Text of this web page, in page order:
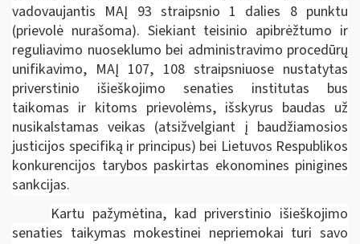
vadovaujantis MAĮ 93 straipsnio 1 dalies 8 punktu
(prievolė nurašoma). Siekiant teisinio apibrėžtumo ir
reguliavimo nuoseklumo bei administravimo procedūrų
unifikavimo, MAĮ 107, 108 straipsniuose nustatytas
priverstinio išieškojimo senaties institutas bus
taikomas ir kitoms prievolėms, išskyrus baudas už
nusikalstamas veikas (atsižvelgiant į baudžiamosios
justicijos specifiką ir principus) bei Lietuvos Respublikos
konkurencijos tarybos paskirtas ekonomines pinigines
sankcijas.
Kartu pažymėtina, kad priverstinio išieškojimo
senaties taikymas mokestinei nepriemokai turi savo